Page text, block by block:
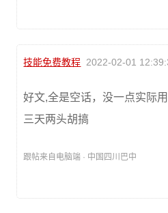
技能免费教程 2022-02-01
好文,全是空话，没一点实际
三天两头胡搞
跟帖来自电脑端 · 中国四川巴中